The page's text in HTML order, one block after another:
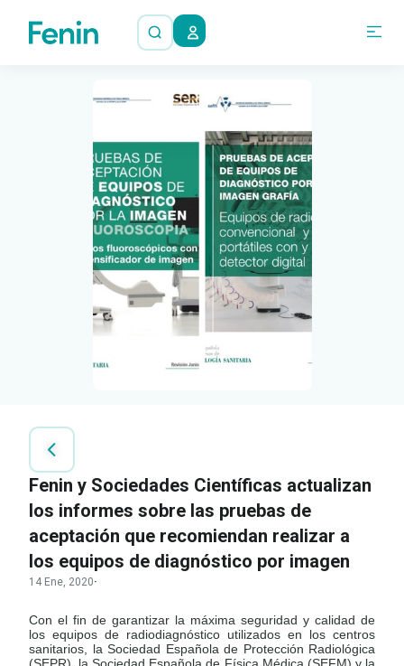
Fenin y Sociedades Científicas actualizan
los informes sobre las pruebas de
aceptación que recomiendan realizar a
los equipos de diagnóstico por imagen
14 Ene, 2020·
Con el fin de garantizar la máxima seguridad y calidad de
los equipos de radiodiagnóstico utilizados en los centros
sanitarios, la Sociedad Española de Protección Radiológica